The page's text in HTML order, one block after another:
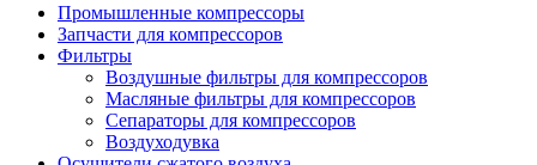
Промышленные компрессоры
Запчасти для компрессоров
Фильтры
Воздушные фильтры для компрессоров
Масляные фильтры для компрессоров
Сепараторы для компрессоров
Воздуходувка